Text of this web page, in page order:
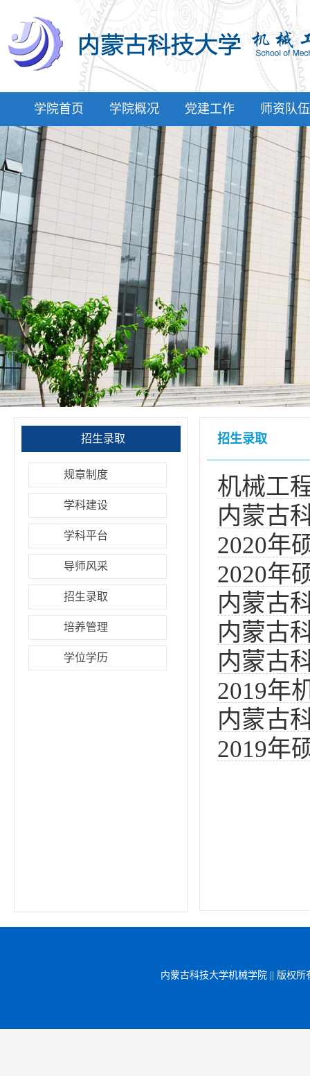
学院首页 学院概况 党建工作 师资队伍
招生录取
规章制度
学科建设
学科平台
导师风采
招生录取
培养管理
学位学历
招生录取
机械工
内蒙古
须知
2020年
2020年
内蒙古
简章
内蒙古
位研究
内蒙古
单公示
2019年
内蒙古
2019年
内蒙古科技大学机械学院 || 版权